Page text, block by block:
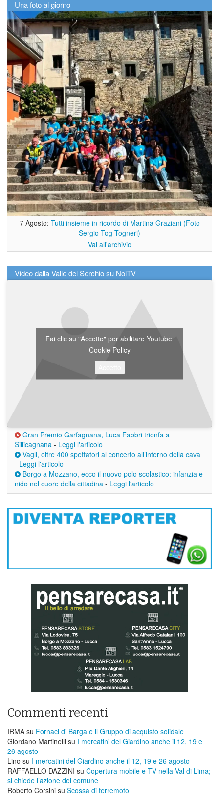
Una foto al giorno
7 Agosto: Tutti insieme in ricordo di Martina Graziani (Foto
Sergio Tog Togneri)
Vai all'archivio
Video dalla Valle del Serchio su NoiTV
Fai clic su "Accetto" per abilitare Youtube
Cookie Policy
Gran Premio Garfagnana, Luca Fabbri trionfa a
Sillicagnana - Leggi l'articolo
Vagli, oltre 400 spettatori al concerto all’interno della cava
- Leggi l'articolo
Borgo a Mozzano, ecco il nuovo polo scolastico: infanzia e
nido nel cuore della cittadina - Leggi l'articolo
Commenti recenti
IRMA su Fornaci di Barga e il Gruppo di acquisto solidale
Giordano Martinelli su I mercatini del Giardino anche il 12, 19 e
26 agosto
Lino su I mercatini del Giardino anche il 12, 19 e 26 agosto
RAFFAELLO DAZZINI su ​Copertura mobile e TV nella Val di Lima;
si chiede l’azione del comune
Roberto Corsini su Scossa di terremoto